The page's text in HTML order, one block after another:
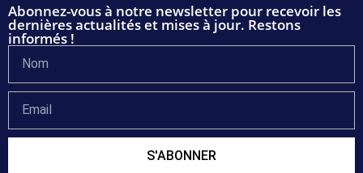
Abonnez-vous à notre newsletter pour recevoir les
dernières actualités et mises à jour. Restons
informés !
S'ABONNER